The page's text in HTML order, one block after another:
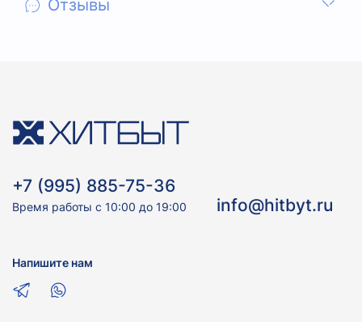
Отзывы
+7 (995) 885-75-36
Время работы с 10:00 до 19:00 info@hitbyt.ru
Напишите нам